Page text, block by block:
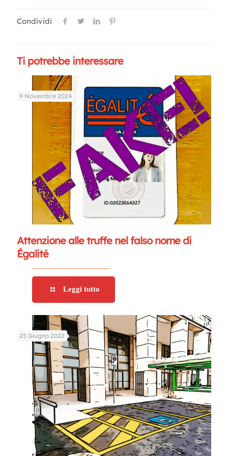
Condividi
Ti potrebbe interessare
9 Novembre 2024
Attenzione alle truffe nel falso nome di
Égalité
Leggi tutto
25 Giugno 2022